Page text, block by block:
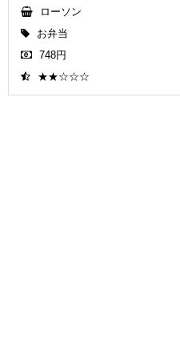
ローソン
お弁当
748円
★★☆☆☆